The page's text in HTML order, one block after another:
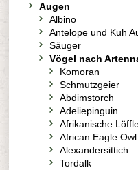
Augen
Albino
Antelope und Kuh
Säuger
Vögel nach
Komoran
Schmutzgeier
Abdimstorch
Adeliepinguin
Afrikanische
African Eagle Owl
Alexandersittich
Tordalk